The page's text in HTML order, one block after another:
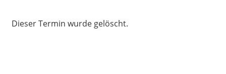
Dieser Termin wurde gelöscht.